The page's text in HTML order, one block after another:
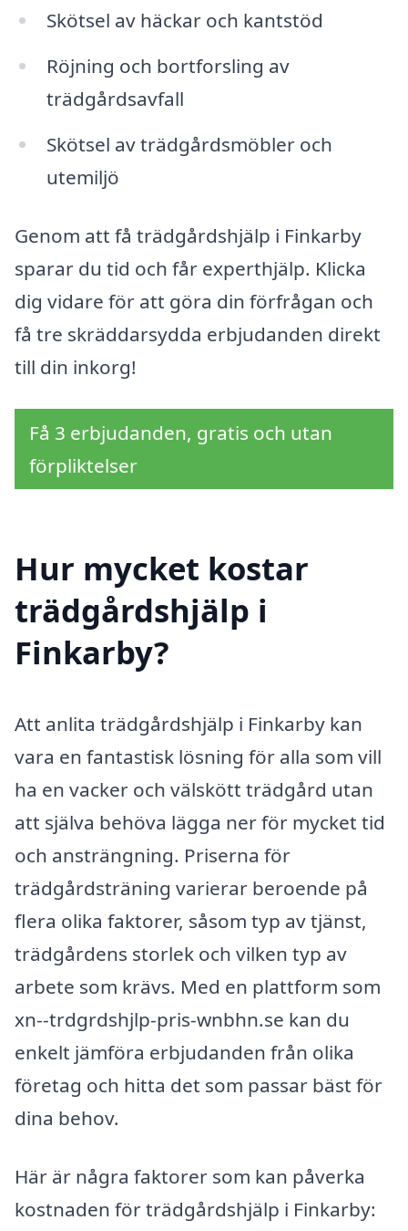
Skötsel av häckar och kantstöd
Röjning och bortforsling av
trädgårdsavfall
Skötsel av trädgårdsmöbler och
utemiljö
Genom att få trädgårdshjälp i Finkarby
sparar du tid och får experthjälp. Klicka
dig vidare för att göra din förfrågan och
få tre skräddarsydda erbjudanden direkt
till din inkorg!
Få 3 erbjudanden, gratis och utan
förpliktelser
Hur mycket kostar
trädgårdshjälp i
Finkarby?
Att anlita trädgårdshjälp i Finkarby kan
vara en fantastisk lösning för alla som vill
ha en vacker och välskött trädgård utan
att själva behöva lägga ner för mycket tid
och ansträngning. Priserna för
trädgårdsträning varierar beroende på
flera olika faktorer, såsom typ av tjänst,
trädgårdens storlek och vilken typ av
arbete som krävs. Med en plattform som
xn--trdgrdshjlp-pris-wnbhn.se kan du
enkelt jämföra erbjudanden från olika
företag och hitta det som passar bäst för
dina behov.
Här är några faktorer som kan påverka
kostnaden för trädgårdshjälp i Finkarby: